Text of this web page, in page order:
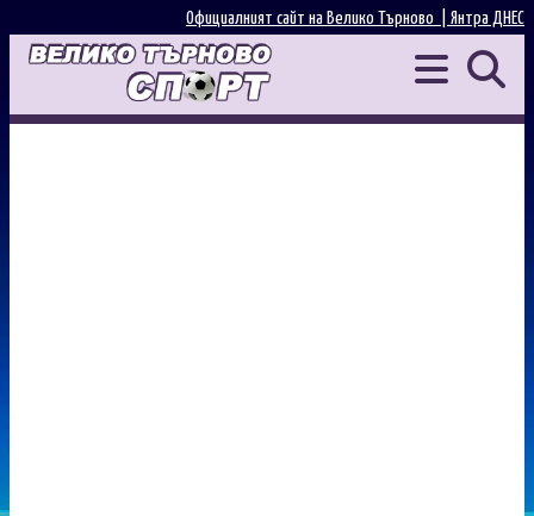
Янтра ДНЕС
Официалният сайт на Велико Търново |